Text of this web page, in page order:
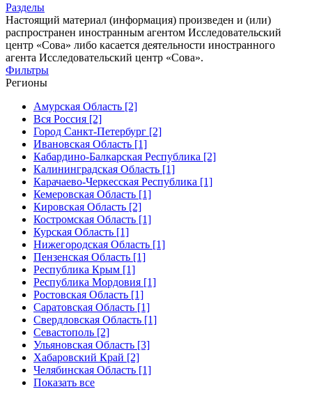
Разделы
Настоящий материал (информация) произведен и (или)
распространен иностранным агентом Исследовательский
центр «Сова» либо касается деятельности иностранного
агента Исследовательский центр «Сова».
Фильтры
Регионы
Амурская Область [2]
Вся Россия [2]
Город Санкт-Петербург [2]
Ивановская Область [1]
Кабардино-Балкарская Республика [2]
Калининградская Область [1]
Карачаево-Черкесская Республика [1]
Кемеровская Область [1]
Кировская Область [2]
Костромская Область [1]
Курская Область [1]
Нижегородская Область [1]
Пензенская Область [1]
Республика Крым [1]
Республика Мордовия [1]
Ростовская Область [1]
Саратовская Область [1]
Свердловская Область [1]
Севастополь [2]
Ульяновская Область [3]
Хабаровский Край [2]
Челябинская Область [1]
Показать все